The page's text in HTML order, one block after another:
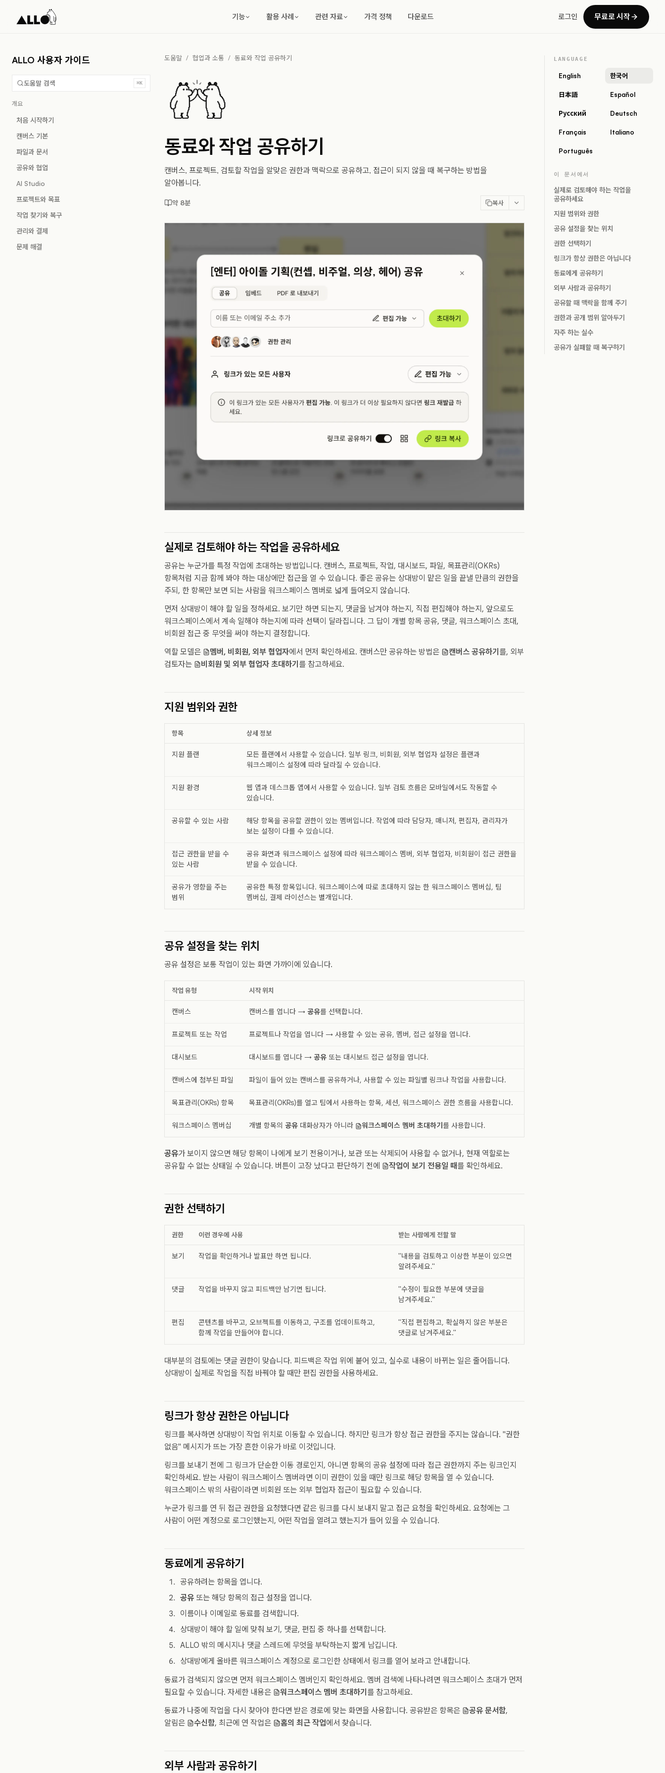
기능 활용 사례 관련 자료 가격 정책 다운로드 로그인 무료로 시작
ALLO 사용자 가이드
도움말 검색 ⌘K
개요
처음 시작하기
캔버스 기본
파일과 문서
공유와 협업
AI Studio
프로젝트와 목표
작업 찾기와 복구
관리와 결제
문제 해결
도움말 / 협업과 소통 / 동료와 작업 공유하기
동료와 작업 공유하기
캔버스, 프로젝트, 검토할 작업을 알맞은 권한과 맥락으로 공유하고, 접근이 되지 않을 때 복구하는 방법을
알아봅니다.
약 8분 복사
실제로 검토해야 하는 작업을 공유하세요
공유는 누군가를 특정 작업에 초대하는 방법입니다. 캔버스, 프로젝트, 작업, 대시보드, 파일, 목표관리(OKRs)
항목처럼 지금 함께 봐야 하는 대상에만 접근을 열 수 있습니다. 좋은 공유는 상대방이 맡은 일을 끝낼 만큼의 권한을
주되, 한 항목만 보면 되는 사람을 워크스페이스 멤버로 넓게 들여오지 않습니다.
먼저 상대방이 해야 할 일을 정하세요. 보기만 하면 되는지, 댓글을 남겨야 하는지, 직접 편집해야 하는지, 앞으로도
워크스페이스에서 계속 일해야 하는지에 따라 선택이 달라집니다. 그 답이 개별 항목 공유, 댓글, 워크스페이스 초대,
비회원 접근 중 무엇을 써야 하는지 결정합니다.
역할 모델은
멤버, 비회원, 외부 협업자에서 먼저 확인하세요. 캔버스만 공유하는 방법은 캔버스 공유하기 를, 외부
검토자는
비회원 및 외부 협업자 초대하기 를 참고하세요.
지원 범위와 권한
항목 상세 정보
지원 플랜
모든 플랜에서 사용할 수 있습니다. 일부 링크, 비회원, 외부 협업자 설정은 플랜과
워크스페이스 설정에 따라 달라질 수 있습니다.
지원 환경
웹 앱과 데스크톱 앱에서 사용할 수 있습니다. 일부 검토 흐름은 모바일에서도 작동할 수
있습니다.
공유할 수 있는 사람
해당 항목을 공유할 권한이 있는 멤버입니다. 작업에 따라 담당자, 매니저, 편집자, 관리자가
보는 설정이 다를 수 있습니다.
접근 권한을 받을 수
있는 사람
공유 화면과 워크스페이스 설정에 따라 워크스페이스 멤버, 외부 협업자, 비회원이 접근 권한을
받을 수 있습니다.
공유가 영향을 주는
범위
공유한 특정 항목입니다. 워크스페이스에 따로 초대하지 않는 한 워크스페이스 멤버십, 팀
멤버십, 결제 라이선스는 별개입니다.
공유 설정을 찾는 위치
공유 설정은 보통 작업이 있는 화면 가까이에 있습니다.
작업 유형 시작 위치
캔버스 캔버스를 엽니다 → 공유를 선택합니다.
프로젝트 또는 작업 프로젝트나 작업을 엽니다 → 사용할 수 있는 공유, 멤버, 접근 설정을 엽니다.
대시보드 대시보드를 엽니다 → 공유 또는 대시보드 접근 설정을 엽니다.
캔버스에 첨부된 파일 파일이 들어 있는 캔버스를 공유하거나, 사용할 수 있는 파일별 링크나 작업을 사용합니다.
목표관리(OKRs) 항목 목표관리(OKRs)를 열고 팀에서 사용하는 항목, 세션, 워크스페이스 권한 흐름을 사용합니다.
워크스페이스 멤버십 개별 항목의 공유 대화상자가 아니라 워크스페이스 멤버 초대하기 를 사용합니다.
공유가 보이지 않으면 해당 항목이 나에게 보기 전용이거나, 보관 또는 삭제되어 사용할 수 없거나, 현재 역할로는
공유할 수 없는 상태일 수 있습니다. 버튼이 고장 났다고 판단하기 전에
작업이 보기 전용일 때를 확인하세요.
권한 선택하기
권한 이런 경우에 사용 받는 사람에게 전할 말
보기 작업을 확인하거나 발표만 하면 됩니다.
"내용을 검토하고 이상한 부분이 있으면
알려주세요."
댓글 작업을 바꾸지 않고 피드백만 남기면 됩니다.
"수정이 필요한 부분에 댓글을
남겨주세요."
편집
콘텐츠를 바꾸고, 오브젝트를 이동하고, 구조를 업데이트하고,
함께 작업을 만들어야 합니다.
"직접 편집하고, 확실하지 않은 부분은
댓글로 남겨주세요."
대부분의 검토에는 댓글 권한이 맞습니다. 피드백은 작업 위에 붙어 있고, 실수로 내용이 바뀌는 일은 줄어듭니다.
상대방이 실제로 작업을 직접 바꿔야 할 때만 편집 권한을 사용하세요.
링크가 항상 권한은 아닙니다
링크를 복사하면 상대방이 작업 위치로 이동할 수 있습니다. 하지만 링크가 항상 접근 권한을 주지는 않습니다. "권한
없음" 메시지가 뜨는 가장 흔한 이유가 바로 이것입니다.
링크를 보내기 전에 그 링크가 단순한 이동 경로인지, 아니면 항목의 공유 설정에 따라 접근 권한까지 주는 링크인지
확인하세요. 받는 사람이 워크스페이스 멤버라면 이미 권한이 있을 때만 링크로 해당 항목을 열 수 있습니다.
워크스페이스 밖의 사람이라면 비회원 또는 외부 협업자 접근이 필요할 수 있습니다.
누군가 링크를 연 뒤 접근 권한을 요청했다면 같은 링크를 다시 보내지 말고 접근 요청을 확인하세요. 요청에는 그
사람이 어떤 계정으로 로그인했는지, 어떤 작업을 열려고 했는지가 들어 있을 수 있습니다.
동료에게 공유하기
공유하려는 항목을 엽니다.
공유 또는 해당 항목의 접근 설정을 엽니다.
이름이나 이메일로 동료를 검색합니다.
상대방이 해야 할 일에 맞춰 보기, 댓글, 편집 중 하나를 선택합니다.
ALLO 밖의 메시지나 댓글 스레드에 무엇을 부탁하는지 짧게 남깁니다.
상대방에게 올바른 워크스페이스 계정으로 로그인한 상태에서 링크를 열어 보라고 안내합니다.
동료가 검색되지 않으면 먼저 워크스페이스 멤버인지 확인하세요. 멤버 검색에 나타나려면 워크스페이스 초대가 먼저
필요할 수 있습니다. 자세한 내용은
워크스페이스 멤버 초대하기 를 참고하세요.
동료가 나중에 작업을 다시 찾아야 한다면 받은 경로에 맞는 화면을 사용합니다. 공유받은 항목은
공유 문서함,
알림은
수신함, 최근에 연 작업은 홈의 최근 작업에서 찾습니다.
외부 사람과 공유하기
LANGUAGE
English 한국어
日本語 Español
Русский Deutsch
Français Italiano
Português
이 문서에서
실제로 검토해야 하는 작업을
공유하세요
지원 범위와 권한
공유 설정을 찾는 위치
권한 선택하기
링크가 항상 권한은 아닙니다
동료에게 공유하기
외부 사람과 공유하기
공유할 때 맥락을 함께 주기
권한과 공개 범위 알아두기
자주 하는 실수
공유가 실패할 때 복구하기